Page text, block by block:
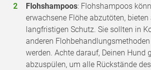
Flohshampoos: Flohshampoos
erwachsene Flöhe abzutöten, bieten
langfristigen Schutz. Sie sollten in
anderen
werden. Achte darauf, Deinen Hund
abzuspülen, um alle Rückstände